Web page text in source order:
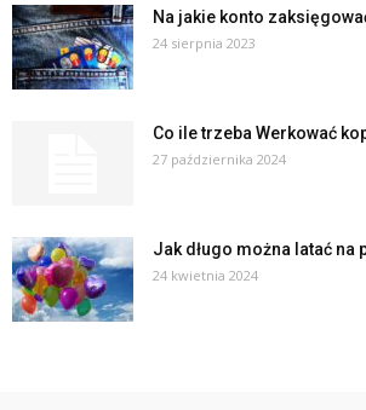
Na jakie konto
24 sierpnia 2023
Co ile trzeba Werkować
27 października 2024
Jak długo można latać na
24 kwietnia 2024